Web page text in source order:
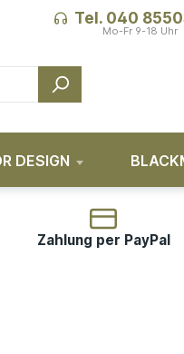
Tel. 040
DESIGN
Zahlung per PayPal